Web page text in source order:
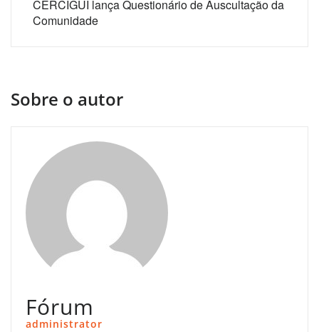
CERCIGUI lança Questionário de Auscultação da
Comunidade
Sobre o autor
Fórum
administrator